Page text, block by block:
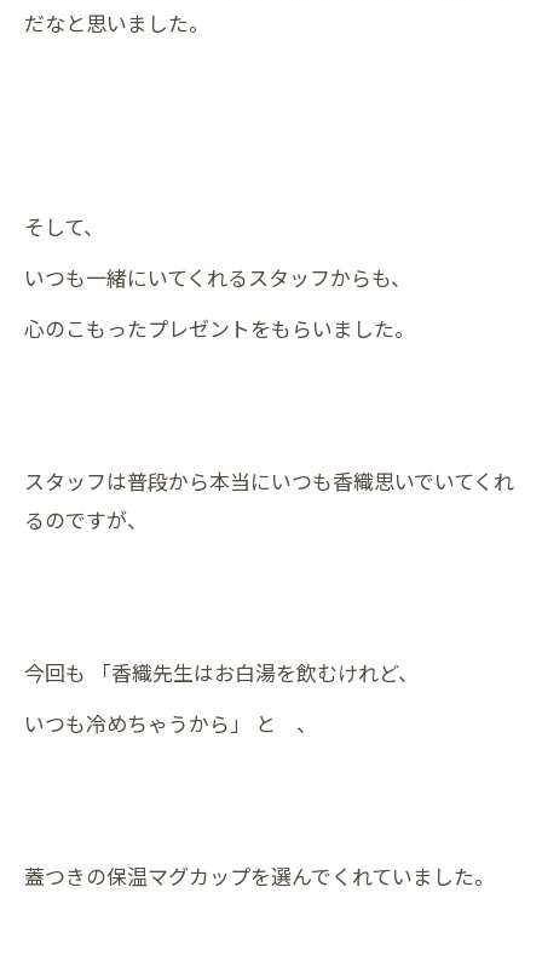
だなと思いました。
そして、
いつも一緒にいてくれるスタッフからも、
心のこもったプレゼントをもらいました。
スタッフは普段から本当にいつも香織思いでいてくれ
るのですが、
今回も 「香織先生はお白湯を飲むけれど、
いつも冷めちゃうから」 と 、
蓋つきの保温マグカップを選んでくれていました。